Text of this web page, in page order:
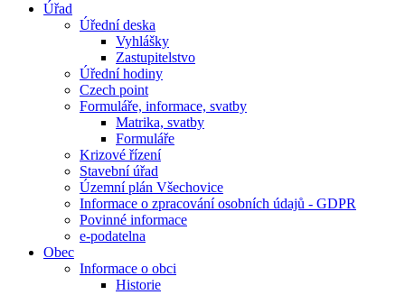
Úřad
Úřední deska
Vyhlášky
Zastupitelstvo
Úřední hodiny
Czech point
Formuláře, informace, svatby
Matrika, svatby
Formuláře
Krizové řízení
Stavební úřad
Územní plán Všechovice
Informace o zpracování osobních údajů - GDPR
Povinné informace
e-podatelna
Obec
Informace o obci
Historie